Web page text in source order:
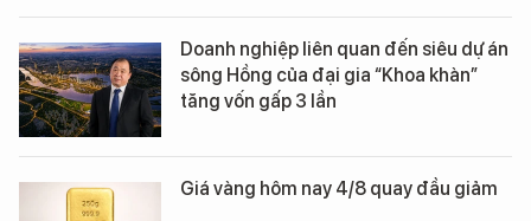
Doanh nghiệp liên quan đến siêu dự án
sông Hồng của đại gia “Khoa khàn”
tăng vốn gấp 3 lần
Giá vàng hôm nay 4/8 quay đầu giảm